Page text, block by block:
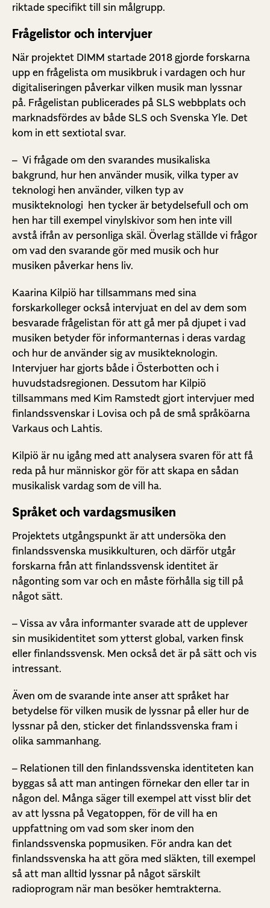
riktade specifikt till sin målgrupp.
Frågelistor och intervjuer
När projektet DIMM startade 2018 gjorde forskarna
upp en frågelista om musikbruk i vardagen och hur
digitaliseringen påverkar vilken musik man lyssnar
på. Frågelistan publicerades på SLS webbplats och
marknadsfördes av både SLS och Svenska Yle. Det
kom in ett sextiotal svar.
– Vi frågade om den svarandes musikaliska
bakgrund, hur hen använder musik, vilka typer av
teknologi hen använder, vilken typ av
musikteknologi hen tycker är betydelsefull och om
hen har till exempel vinylskivor som hen inte vill
avstå ifrån av personliga skäl. Överlag ställde vi frågor
om vad den svarande gör med musik och hur
musiken påverkar hens liv.
Kaarina Kilpiö har tillsammans med sina
forskarkolleger också intervjuat en del av dem som
besvarade frågelistan för att gå mer på djupet i vad
musiken betyder för informanternas i deras vardag
och hur de använder sig av musikteknologin.
Intervjuer har gjorts både i Österbotten och i
huvudstadsregionen. Dessutom har Kilpiö
tillsammans med Kim Ramstedt gjort intervjuer med
finlandssvenskar i Lovisa och på de små språköarna
Varkaus och Lahtis.
Kilpiö är nu igång med att analysera svaren för att få
reda på hur människor gör för att skapa en sådan
musikalisk vardag som de vill ha.
Språket och vardagsmusiken
Projektets utgångspunkt är att undersöka den
finlandssvenska musikkulturen, och därför utgår
forskarna från att finlandssvensk identitet är
någonting som var och en måste förhålla sig till på
något sätt.
– Vissa av våra informanter svarade att de upplever
sin musikidentitet som ytterst global, varken finsk
eller finlandssvensk. Men också det är på sätt och vis
intressant.
Även om de svarande inte anser att språket har
betydelse för vilken musik de lyssnar på eller hur de
lyssnar på den, sticker det finlandssvenska fram i
olika sammanhang.
– Relationen till den finlandssvenska identiteten kan
byggas så att man antingen förnekar den eller tar in
någon del. Många säger till exempel att visst blir det
av att lyssna på Vegatoppen, för de vill ha en
uppfattning om vad som sker inom den
finlandssvenska popmusiken. För andra kan det
finlandssvenska ha att göra med släkten, till exempel
så att man alltid lyssnar på något särskilt
radioprogram när man besöker hemtrakterna.